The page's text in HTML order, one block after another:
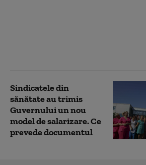
Sindicatele din
sănătate au trimis
Guvernului un nou
model de salarizare. Ce
prevede documentul